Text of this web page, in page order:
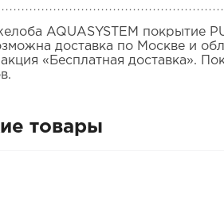
AQUASYSTEM покрытие
доставка по Москве и
акция «Бесплатная доставка».
товары